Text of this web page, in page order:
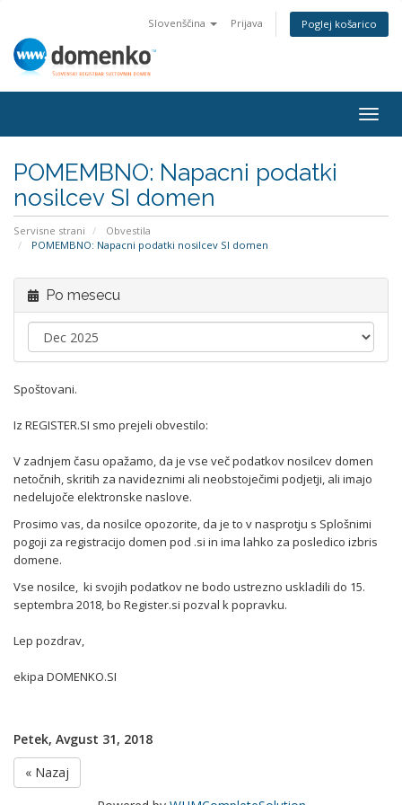
Slovenščina Prijava Poglej košarico
POMEMBNO: Napacni podatki
nosilcev SI domen
Servisne strani
Obvestila
POMEMBNO: Napacni podatki nosilcev SI domen
Po mesecu
Spoštovani.
Iz REGISTER.SI smo prejeli obvestilo:
V zadnjem času opažamo, da je vse več podatkov nosilcev domen
netočnih, skritih za navideznimi ali neobstoječimi podjetji, ali imajo
nedelujoče elektronske naslove.
Prosimo vas, da nosilce opozorite, da je to v nasprotju s Splošnimi
pogoji za registracijo domen pod .si in ima lahko za posledico izbris
domene.
Vse nosilce, ki svojih podatkov ne bodo ustrezno uskladili do 15.
septembra 2018, bo Register.si pozval k popravku.
Lep pozdrav,
ekipa DOMENKO.SI
Petek, Avgust 31, 2018
« Nazaj